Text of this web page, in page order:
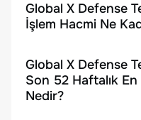
Global X Defense
İşlem Hacmi Ne
Global X Defense
Son 52 Haftalık
Nedir?